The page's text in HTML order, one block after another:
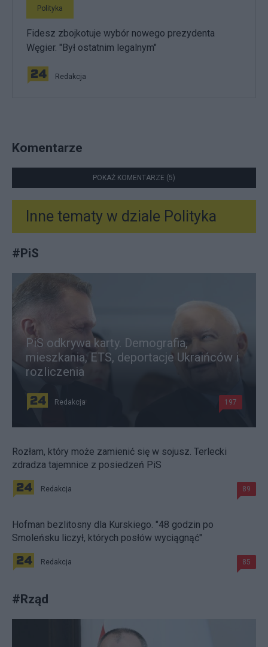
Polityka
Fidesz zbojkotuje wybór nowego prezydenta
Węgier. "Był ostatnim legalnym"
Redakcja
Komentarze
POKAŻ KOMENTARZE (5)
Inne tematy w dziale Polityka
#PiS
PiS odkrywa karty. Demografia,
mieszkania, ETS, deportacje Ukraińców i
rozliczenia
Redakcja 197
Rozłam, który może zamienić się w sojusz. Terlecki
zdradza tajemnice z posiedzeń PiS
Redakcja 89
Hofman bezlitosny dla Kurskiego. "48 godzin po
Smoleńsku liczył, których posłów wyciągnąć"
Redakcja 85
#Rząd